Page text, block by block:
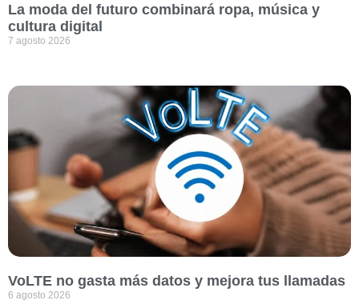
La moda del futuro combinará ropa, música y
cultura digital
7 agosto 2026
VoLTE no gasta más datos y mejora tus llamadas
6 agosto 2026